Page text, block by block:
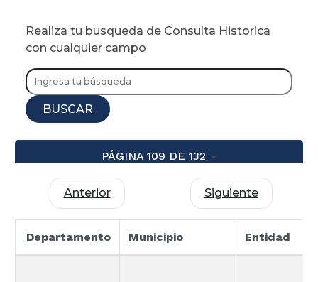
Realiza tu busqueda de Consulta Historica
con cualquier campo
BUSCAR
PÁGINA 109 DE 132
Anterior Siguiente
Departamento Municipio Entidad